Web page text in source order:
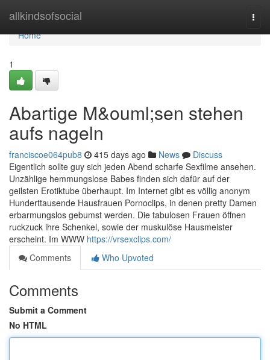
allkindsofsocial
Home
Home
1
Abartige M&ouml;sen stehen
aufs nageln
franciscoe064pub8 415 days ago News
Discuss
Eigentlich sollte guy sich jeden Abend scharfe Sexfilme ansehen.
Unzählige hemmungslose Babes finden sich dafür auf der
geilsten Erotiktube überhaupt. Im Internet gibt es völlig anonym
Hunderttausende Hausfrauen Pornoclips, in denen pretty Damen
erbarmungslos gebumst werden. Die tabulosen Frauen öffnen
ruckzuck ihre Schenkel, sowie der muskulöse Hausmeister
erscheint. Im WWW https://vrsexclips.com/
Comments
Who Upvoted
Comments
Submit a Comment
No HTML